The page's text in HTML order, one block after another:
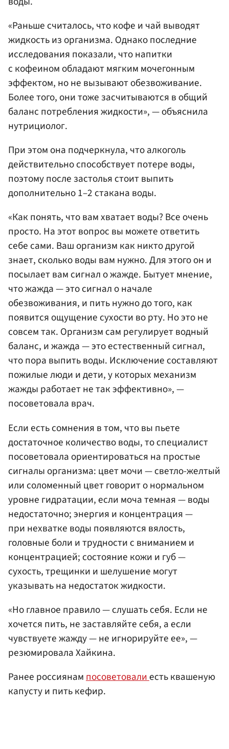
«Раньше считалось, что кофе и чай выводят
жидкость из организма. Однако последние
исследования показали, что напитки
с кофеином обладают мягким мочегонным
эффектом, но не вызывают обезвоживание.
Более того, они тоже засчитываются в общий
баланс потребления жидкости», — объяснила
нутрициолог.
При этом она подчеркнула, что алкоголь
действительно способствует потере воды,
поэтому после застолья стоит выпить
дополнительно 1–2 стакана воды.
«Как понять, что вам хватает воды? Все очень
просто. На этот вопрос вы можете ответить
себе сами. Ваш организм как никто другой
знает, сколько воды вам нужно. Для этого он и
посылает вам сигнал о жажде. Бытует мнение,
что жажда — это сигнал о начале
обезвоживания, и пить нужно до того, как
появится ощущение сухости во рту. Но это не
совсем так. Организм сам регулирует водный
баланс, и жажда — это естественный сигнал,
что пора выпить воды. Исключение составляют
пожилые люди и дети, у которых механизм
жажды работает не так эффективно», —
посоветовала врач.
Если есть сомнения в том, что вы пьете
достаточное количество воды, то специалист
посоветовала ориентироваться на простые
сигналы организма: цвет мочи — светло-желтый
или соломенный цвет говорит о нормальном
уровне гидратации, если моча темная — воды
недостаточно; энергия и концентрация —
при нехватке воды появляются вялость,
головные боли и трудности с вниманием и
концентрацией; состояние кожи и губ —
сухость, трещинки и шелушение могут
указывать на недостаток жидкости.
«Но главное правило — слушать себя. Если не
хочется пить, не заставляйте себя, а если
чувствуете жажду — не игнорируйте ее», —
резюмировала Хайкина.
Ранее россиянампосоветовалиесть квашеную
капусту и пить кефир.